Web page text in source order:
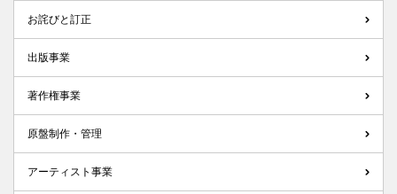
お詫びと訂正
出版事業
著作権事業
原盤制作・管理
アーティスト事業